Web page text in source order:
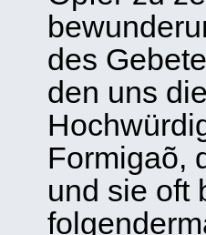
des
den uns
Formigaõ,
und sie oft